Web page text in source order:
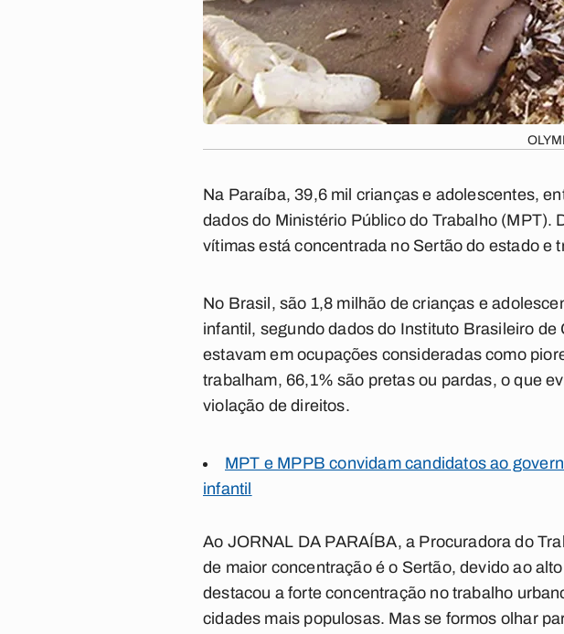
Na Paraíba, 39,6 mil crianças e adolescentes,
dados do Ministério Público do Trabalho (MPT).
vítimas está concentrada no Sertão do estado e
No Brasil, são 1,8 milhão de crianças e
infantil, segundo dados do Instituto Brasileiro
estavam em ocupações consideradas como
trabalham, 66,1% são pretas ou pardas, o que
violação de direitos.
MPT e MPPB convidam candidatos ao
infantil
Ao JORNAL DA PARAÍBA, a Procuradora do
de maior concentração é o Sertão, devido ao
destacou a forte concentração no trabalho
cidades mais populosas. Mas se formos olhar